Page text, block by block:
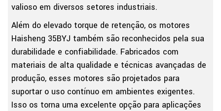
valioso em diversos setores industriais.
Além do elevado torque de retenção, os motores
Haisheng 35BYJ também são reconhecidos pela sua
durabilidade e confiabilidade. Fabricados com
materiais de alta qualidade e técnicas avançadas de
produção, esses motores são projetados para
suportar o uso contínuo em ambientes exigentes.
Isso os torna uma excelente opção para aplicações